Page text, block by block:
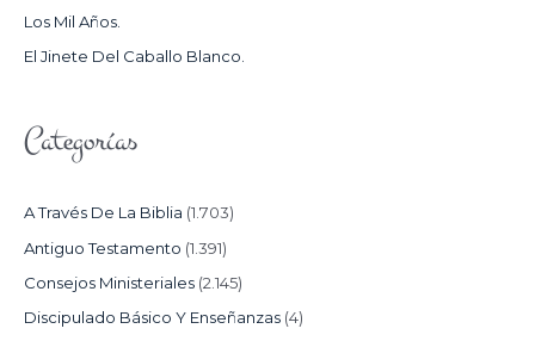
:Los Mil Años.
El Jinete Del Caballo Blanco.
Categorías
A Través De La Biblia (1.703)
Antiguo Testamento (1.391)
Consejos Ministeriales (2.145)
Discipulado Básico Y Enseñanzas (4)